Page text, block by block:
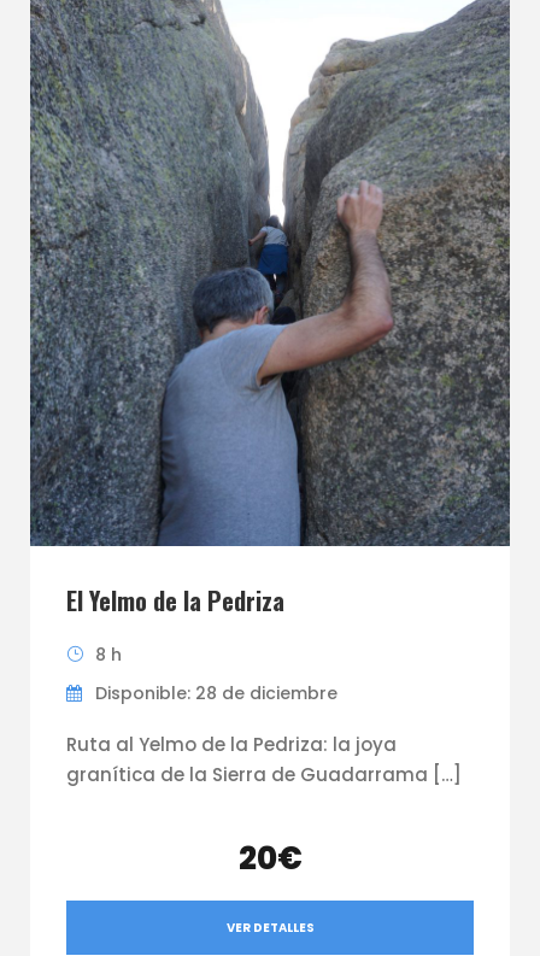
El Yelmo de la Pedriza
8 h
Disponible: 28 de diciembre
Ruta al Yelmo de la Pedriza: la joya
granítica de la Sierra de Guadarrama […]
20€
VER DETALLES